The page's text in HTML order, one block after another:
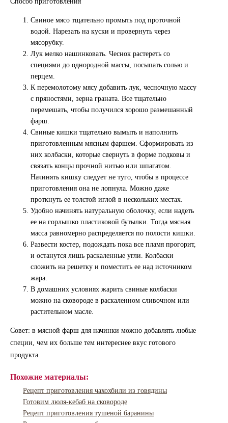
Свиное мясо тщательно промыть под проточной
водой. Нарезать на куски и провернуть через
мясорубку.
Лук мелко нашинковать. Чеснок растереть со
специями до однородной массы, посыпать солью и
перцем.
К перемолотому мясу добавить лук, чесночную массу
с пряностями, зерна граната. Все тщательно
перемешать, чтобы получился хорошо размешанный
фарш.
Свиные кишки тщательно вымыть и наполнить
приготовленным мясным фаршем. Сформировать из
них колбаски, которые свернуть в форме подковы и
связать концы прочной нитью или шпагатом.
Начинять кишку следует не туго, чтобы в процессе
приготовления она не лопнула. Можно даже
проткнуть ее толстой иглой в нескольких местах.
Удобно начинять натуральную оболочку, если надеть
ее на горлышко пластиковой бутылки. Тогда мясная
масса равномерно распределяется по полости кишки.
Развести костер, подождать пока все пламя прогорит,
и останутся лишь раскаленные угли. Колбаски
сложить на решетку и поместить ее над источником
жара.
В домашних условиях жарить свиные колбаски
можно на сковороде в раскаленном сливочном или
растительном масле.
Совет: в мясной фарш для начинки можно добавлять любые
специи, чем их больше тем интереснее вкус готового
продукта.
Похожие материалы:
Рецепт приготовления чахохбили из говядины
Готовим люля-кебаб на сковороде
Рецепт приготовления тушеной баранины